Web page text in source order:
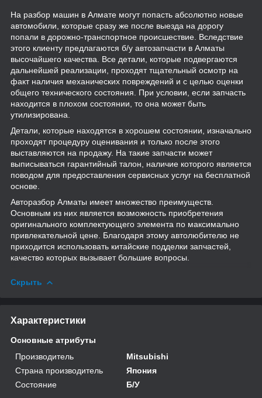
На разбор машин в Алмате могут попасть абсолютно новые
автомобили, которые сразу же после выезда на дорогу
попали в дорожно-транспортное происшествие. Вследствие
этого клиенту предлагаются б/у автозапчасти в Алматы
высочайшего качества. Все детали, которые подвергаются
дальнейшей реализации, проходят тщательный осмотр на
факт наличия механических повреждений и с целью оценки
общего технического состояния. При условии, если запчасть
находится в плохом состоянии, то она может быть
утилизирована.
Детали, которые находятся в хорошем состоянии, изначально
проходят процедуру оценивания и только после этого
выставляются на продажу. На такие запчасти может
выписываться гарантийный талон, наличие которого является
поводом для предоставления сервисных услуг на бесплатной
основе.
Авторазбор Алматы имеет множество преимуществ.
Основным из них является возможность приобретения
оригинального комплектующего элемента по максимально
привлекательной цене. Благодаря этому автолюбителю не
приходится использовать китайские подделки запчастей,
качество которых вызывает большие вопросы.
Скрыть
Характеристики
Основные атрибуты
Производитель
Mitsubishi
Страна производитель
Япония
Состояние
Б/У